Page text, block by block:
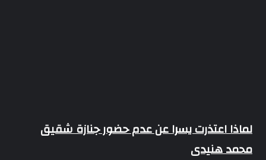
لماذا اعتذرت يسرا عن عدم حضور جنازة شقيق
محمد هنيدى